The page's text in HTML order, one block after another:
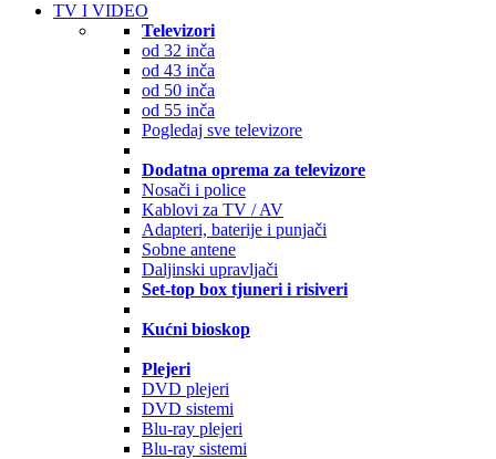
TV I VIDEO
Televizori
od 32 inča
od 43 inča
od 50 inča
od 55 inča
Pogledaj sve televizore
Dodatna oprema za televizore
Nosači i police
Kablovi za TV / AV
Adapteri, baterije i punjači
Sobne antene
Daljinski upravljači
Set-top box tjuneri i risiveri
Kućni bioskop
Plejeri
DVD plejeri
DVD sistemi
Blu-ray plejeri
Blu-ray sistemi